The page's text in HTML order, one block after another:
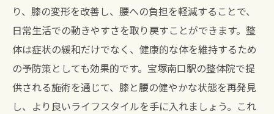
り、膝の変形を改善し、腰への負担を軽減することで、
日常生活での動きやすさを取り戻すことができます。整
体は症状の緩和だけでなく、健康的な体を維持するため
の予防策としても効果的です。宝塚南口駅の整体院で提
供される施術を通じて、膝と腰の健やかな状態を再発見
し、より良いライフスタイルを手に入れましょう。これ